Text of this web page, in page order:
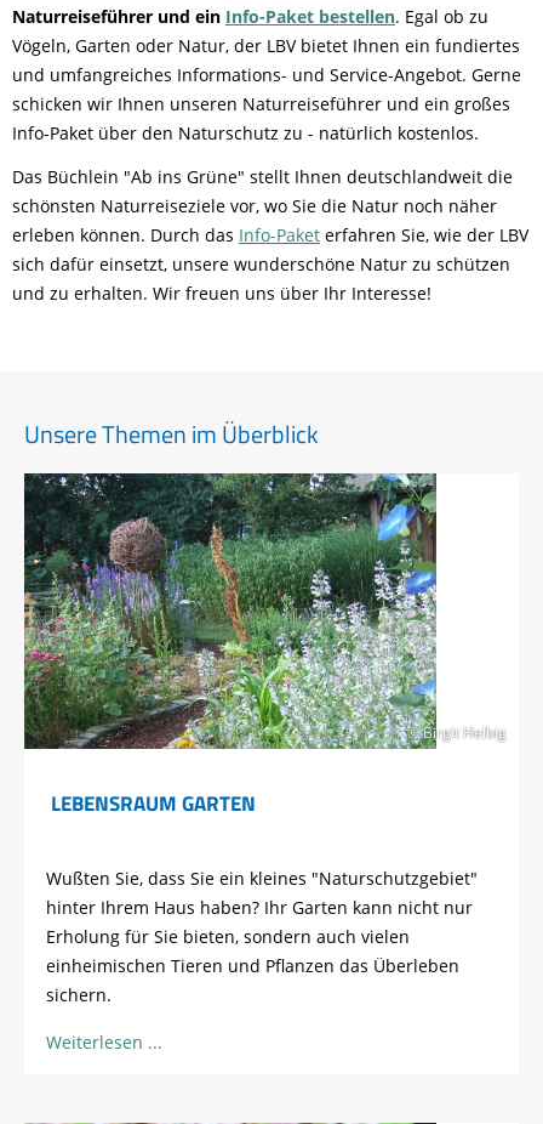
Naturreiseführer und ein Info-Paket bestellen. Egal ob zu
Vögeln, Garten oder Natur, der LBV bietet Ihnen ein fundiertes
und umfangreiches Informations- und Service-Angebot. Gerne
schicken wir Ihnen unseren Naturreiseführer und ein großes
Info-Paket über den Naturschutz zu - natürlich kostenlos.
Das Büchlein "Ab ins Grüne" stellt Ihnen deutschlandweit die
schönsten Naturreiseziele vor, wo Sie die Natur noch näher
erleben können. Durch das Info-Paket erfahren Sie, wie der LBV
sich dafür einsetzt, unsere wunderschöne Natur zu schützen
und zu erhalten. Wir freuen uns über Ihr Interesse!
Unsere Themen im Überblick
© Birgit Helbig
LEBENSRAUM GARTEN
Wußten Sie, dass Sie ein kleines "Naturschutzgebiet"
hinter Ihrem Haus haben? Ihr Garten kann nicht nur
Erholung für Sie bieten, sondern auch vielen
einheimischen Tieren und Pflanzen das Überleben
sichern.
Weiterlesen